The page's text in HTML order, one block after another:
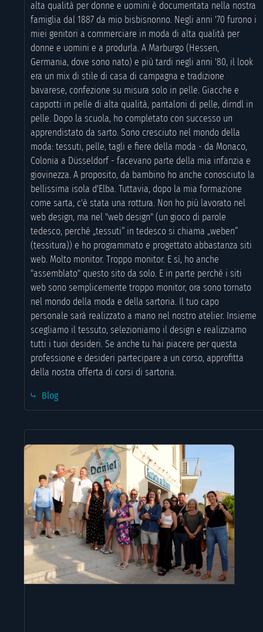
alta qualità per donne e uomini è documentata nella nostra
famiglia dal 1887 da mio bisbisnonno. Negli anni '70 furono i
miei genitori a commerciare in moda di alta qualità per
donne e uomini e a produrla. A Marburgo (Hessen,
Germania, dove sono nato) e più tardi negli anni '80, il look
era un mix di stile di casa di campagna e tradizione
bavarese, confezione su misura solo in pelle. Giacche e
cappotti in pelle di alta qualità, pantaloni di pelle, dirndl in
pelle. Dopo la scuola, ho completato con successo un
apprendistato da sarto. Sono cresciuto nel mondo della
moda: tessuti, pelle, tagli e fiere della moda - da Monaco,
Colonia a Düsseldorf - facevano parte della mia infanzia e
giovinezza. A proposito, da bambino ho anche conosciuto la
bellissima isola d'Elba. Tuttavia, dopo la mia formazione
come sarta, c'è stata una rottura. Non ho più lavorato nel
web design, ma nel "web design" (un gioco di parole
tedesco, perché „tessuti“ in tedesco si chiama „weben“
(tessitura)) e ho programmato e progettato abbastanza siti
web. Molto monitor. Troppo monitor. E sì, ho anche
"assemblato" questo sito da solo. E in parte perché i siti
web sono semplicemente troppo monitor, ora sono tornato
nel mondo della moda e della sartoria. Il tuo capo
personale sarà realizzato a mano nel nostro atelier. Insieme
scegliamo il tessuto, selezioniamo il design e realizziamo
tutti i tuoi desideri. Se anche tu hai piacere per questa
professione e desideri partecipare a un corso, approfitta
della nostra offerta di corsi di sartoria.
⤷ Blog